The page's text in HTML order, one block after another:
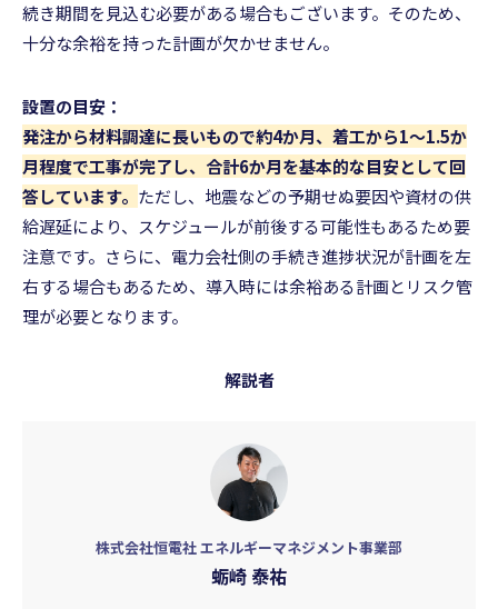
続き期間を見込む必要がある場合もございます。そのため、
十分な余裕を持った計画が欠かせません。
設置の目安：
発注から材料調達に長いもので約4か月、着工から1〜1.5か
月程度で工事が完了し、合計6か月を基本的な目安として回
答しています。 ただし、地震などの予期せぬ要因や資材の供
給遅延により、スケジュールが前後する可能性もあるため要
注意です。さらに、電力会社側の手続き進捗状況が計画を左
右する場合もあるため、導入時には余裕ある計画とリスク管
理が必要となります。
解説者
株式会社恒電社 エネルギーマネジメント事業部
蛎崎 泰祐